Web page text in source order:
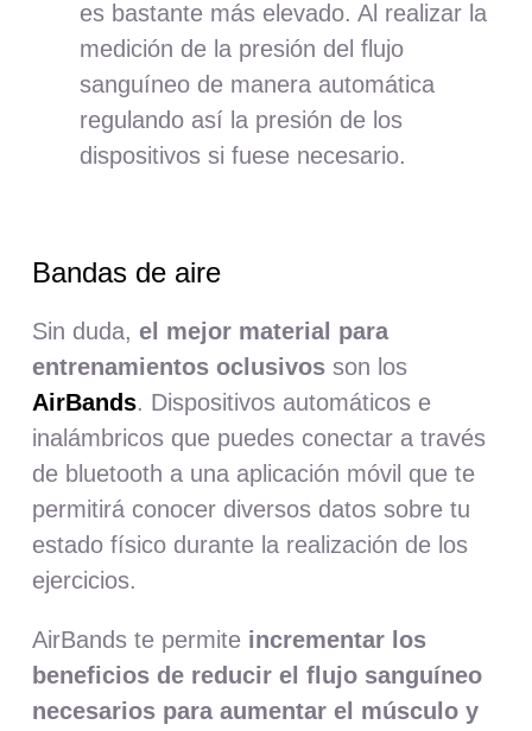
es bastante más elevado. Al realizar la
medición de la presión del flujo
sanguíneo de manera automática
regulando así la presión de los
dispositivos si fuese necesario.
Bandas de aire
Sin duda,el mejor material para
entrenamientos oclusivos son los
AirBands. Dispositivos automáticos e
inalámbricos que puedes conectar a través
de bluetooth a una aplicación móvil que te
permitirá conocer diversos datos sobre tu
estado físico durante la realización de los
ejercicios.
AirBands te permite incrementar los
beneficios de reducir el flujo sanguíneo
necesarios para aumentar el músculo y